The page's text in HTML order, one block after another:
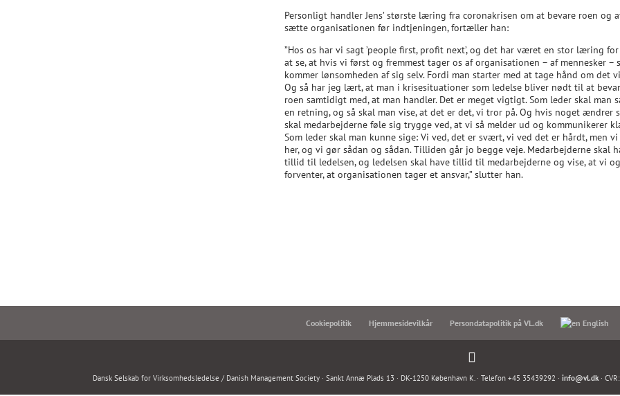
Personligt handler Jens’ største læring fra coronakrisen om at bevare roen og
sætte organisationen før indtjeningen, fortæller han:
”Hos os har vi sagt ’people first, profit next’, og det har været en stor læring
at se, at hvis vi først og fremmest tager os af organisationen – af mennesker –
kommer lønsomheden af sig selv. Fordi man starter med at tage hånd om det
Og så har jeg lært, at man i krisesituationer som ledelse bliver nødt til at
roen samtidigt med, at man handler. Det er meget vigtigt. Som leder skal man
en retning, og så skal man vise, at det er det, vi tror på. Og hvis noget ændrer
skal medarbejderne føle sig trygge ved, at vi så melder ud og kommunikerer
Som leder skal man kunne sige: Vi ved, det er svært, vi ved det er hårdt, men
her, og vi gør sådan og sådan. Tilliden går jo begge veje. Medarbejderne skal
tillid til ledelsen, og ledelsen skal have tillid til medarbejderne og vise, at vi
forventer, at organisationen tager et ansvar,” slutter han.
Cookiepolitik Hjemmesidevilkår Persondatapolitik på VL.dk English
Dansk Selskab for Virksomhedsledelse / Danish Management Society · Sankt Annæ Plads 13 · DK-1250 København K. · Telefon +45 35439292 ·info@vl.dk·